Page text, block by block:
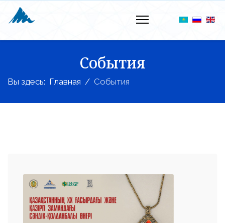
События
Вы здесь: Главная События